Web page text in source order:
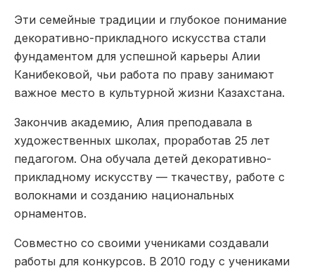
Эти семейные традиции и глубокое понимание
декоративно-прикладного искусства стали
фундаментом для успешной карьеры Алии
Канибековой, чьи работа по праву занимают
важное место в культурной жизни Казахстана.
Закончив академию, Алия преподавала в
художественных школах, проработав 25 лет
педагогом. Она обучала детей декоративно-
прикладному искусству — ткачеству, работе с
волокнами и созданию национальных
орнаментов.
Совместно со своими учениками создавали
работы для конкурсов. В 2010 году с учениками